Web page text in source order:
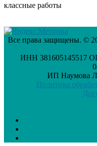
классные работы
Все права защищены. ©
ИНН 381605145517
ИП Наумова
Политика